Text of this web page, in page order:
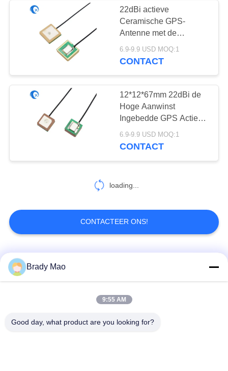
22dBi actieve
Ceramische GPS-
Antenne met de
Vrouwelijke Schakelaar
van U.FL IPEX
6.9-9.9 USD MOQ:1
CONTACT
12*12*67mm 22dBi de
Hoge Aanwinst
Ingebedde GPS Actieve
Antenne van het
Flardgps van de
6.9-9.9 USD MOQ:1
CONTACT
loading...
CONTACTEER ONS!
populaire categorieën
GSM-GPRS-antenne
Brady Mao
9:55 AM
Good day, what product are you looking for?